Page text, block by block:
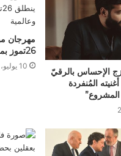
الإحساس بالرقيّ
المُنفردة
مهرجان
26تموز بمشاركة عربية وعالمية
10 يوليو، 2017